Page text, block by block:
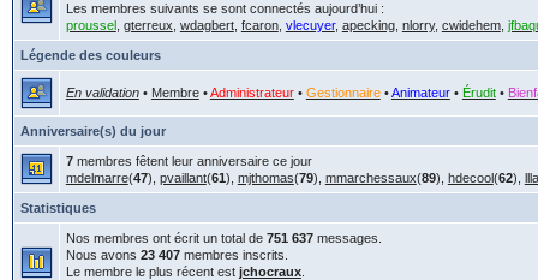
Les membres suivants se sont connectés aujourd’hui :
proussel, gterreux wdagbert, fcaron, vlecuyer, apecking, nlorry, cwidehem,
Légende des couleurs
En validation• Membre•Administrateur• Gestionnaire•Animateur• Érudit•
Anniversaire(s) du jour
7membres fêtent leur anniversaire ce jour
mdelmarre(47), pvaillant(61), mjthomas(79), mmarchessaux(89), hdecool(62),
Statistiques
Nos membres ont écrit un total de 751 637messages.
Nous avons 23 407membres inscrits.
Le membre le plus récent est jchocraux.